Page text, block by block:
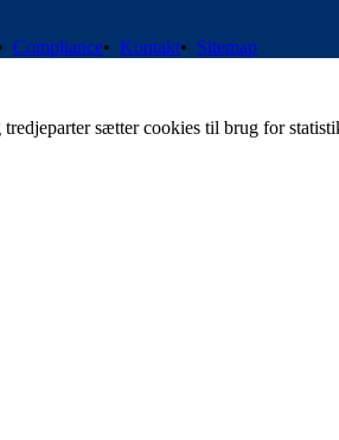
Compliance• Kontakt• Sitemap
sætter cookies til brug for